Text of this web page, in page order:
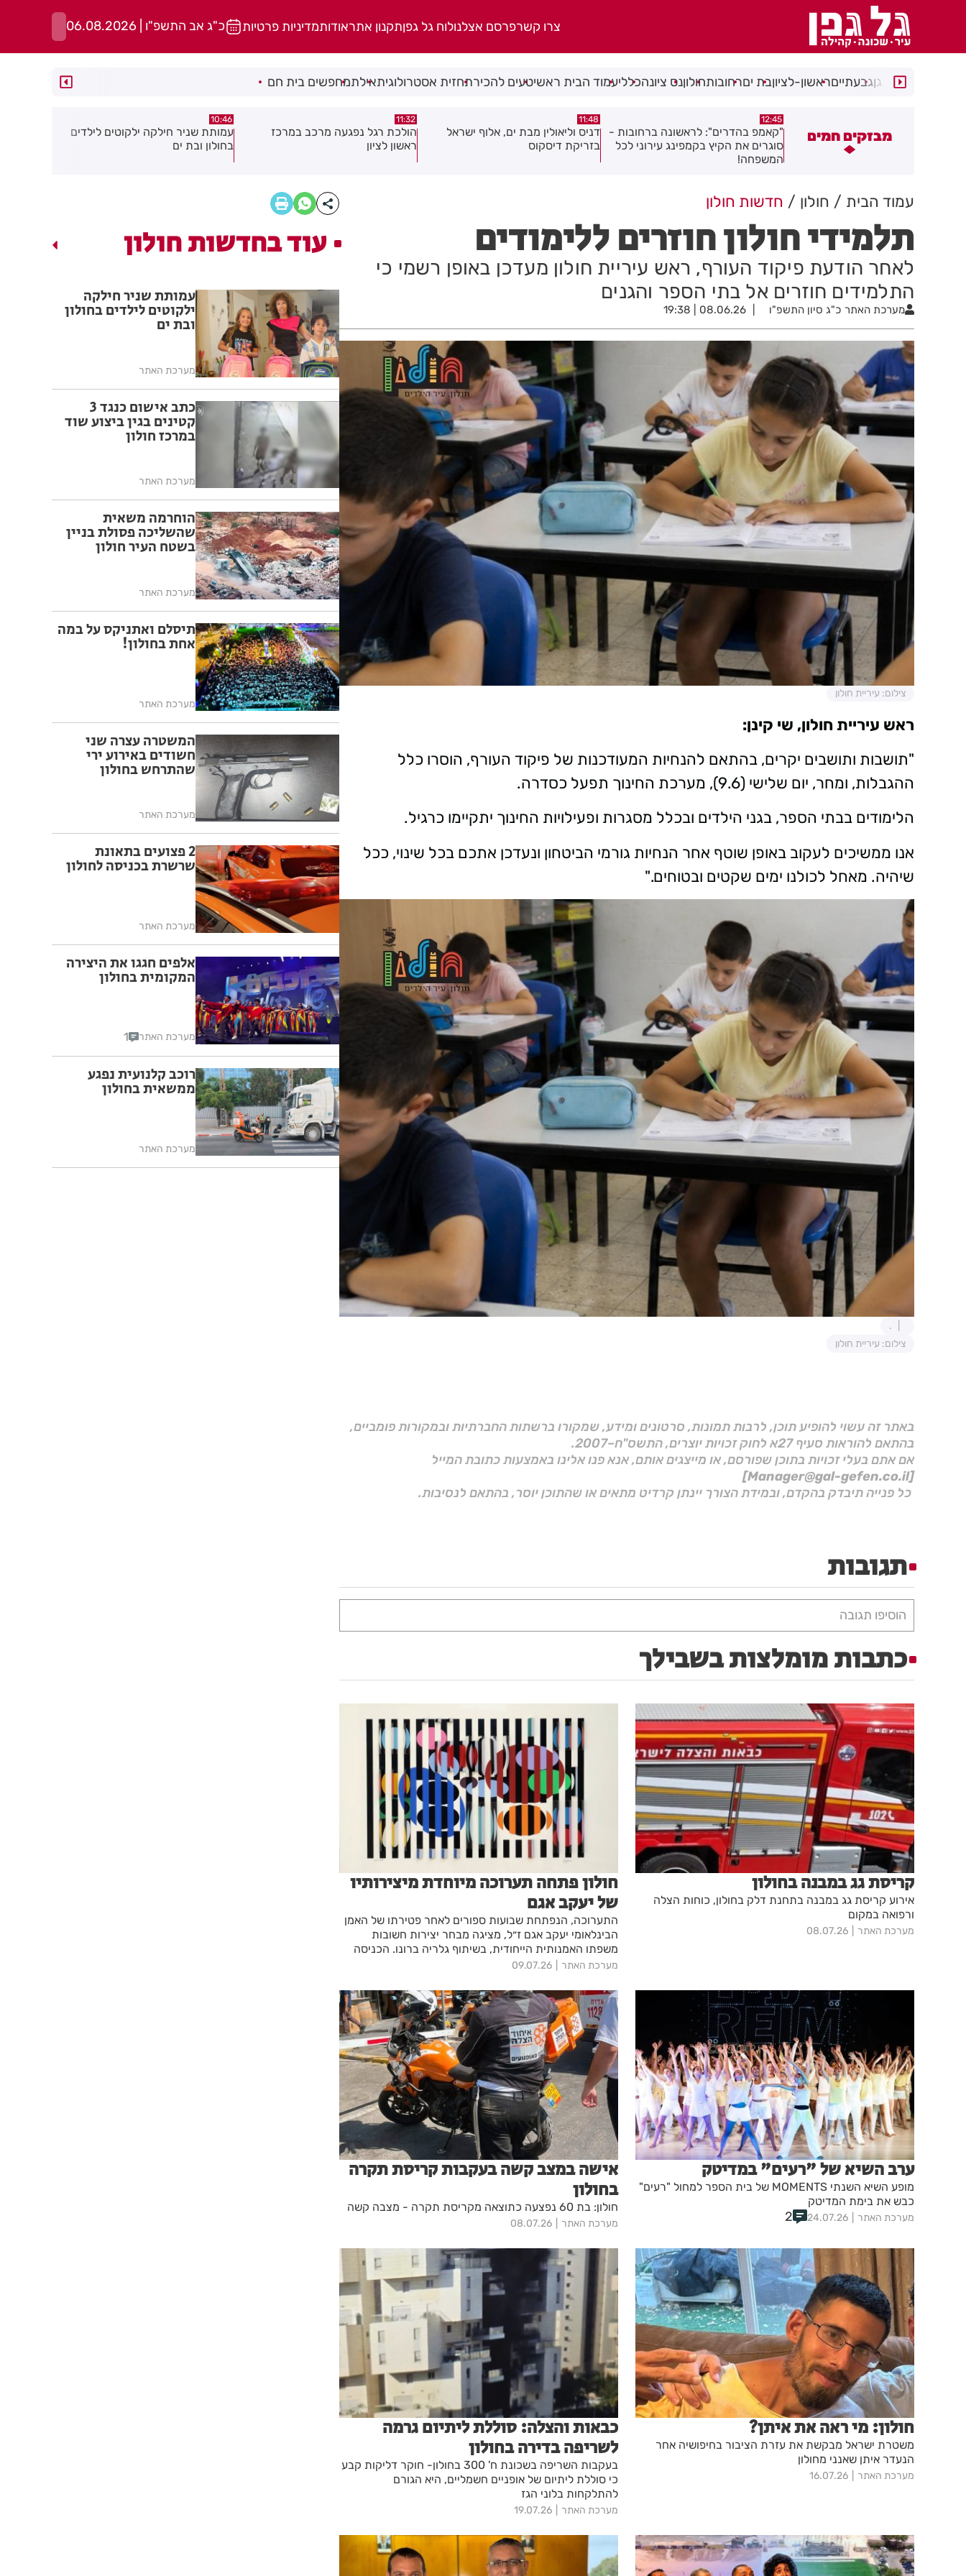
צרו קשרפרסם אצלנולוח גל גפןתקנון אתראודותמדיניות פרטיות כ"ג אב התשפ"ו | 06.08.2026
רמת גןגבעתייםראשון-לציוןבת יםרחובותחולוןנס ציונהכלליעמוד הבית ראשיטעים להכירתחזית אסטרולוגיתאילתמחפשים בית חם
מבזקים חמים
"קאמפ בהדרים": לראשונה ברחובות -
סוגרים את הקיץ בקמפינג עירוני לכל
11:48
דניס וליאולין מבת ים, אלוף ישראל
בזריקת דיסקוס
11:32
הולכת רגל נפגעה מרכב במרכז
ראשון לציון
10:46
עמותת שניר חילקה ילקוטים לילדים
בחולון ובת ים
10:30
כתב אישום כנגד 3 קטינים בגין ביצוע
שוד במרכז חולון
עמוד הבית חולון חדשות חולון
תלמידי חולון חוזרים ללימודים
לאחר הודעת פיקוד העורף, ראש עיריית חולון מעדכן באופן רשמי כי
התלמידים חוזרים אל בתי הספר והגנים
מערכת האתר כ"ג סיון התשפ"ו 08.06.26 | 19:38
צילום: עיריית חולון
ראש עיריית חולון, שי קינן:
"תושבות ותושבים יקרים, בהתאם להנחיות המעודכנות של פיקוד העורף, הוסרו כלל
ההגבלות, ומחר, יום שלישי (9.6), מערכת החינוך תפעל כסדרה.
הלימודים בבתי הספר, בגני הילדים ובכלל מסגרות ופעילויות החינוך יתקיימו כרגיל.
אנו ממשיכים לעקוב באופן שוטף אחר הנחיות גורמי הביטחון ונעדכן אתכם בכל שינוי, ככל
שיהיה. מאחל לכולנו ימים שקטים ובטוחים."
.
צילום: עיריית חולון
באתר זה עשוי להופיע תוכן, לרבות תמונות, סרטונים ומידע, שמקורו ברשתות החברתיות ובמקורות פומביים,
בהתאם להוראות סעיף 27א לחוק זכויות יוצרים, התשס"ח–2007.
אם אתם בעלי זכויות בתוכן שפורסם, או מייצגים אותם, אנא פנו אלינו באמצעות כתובת המייל
[Manager@gal-gefen.co.il]
כל פנייה תיבדק בהקדם, ובמידת הצורך יינתן קרדיט מתאים או שהתוכן יוסר, בהתאם לנסיבות.
תגובות
הוסיפו תגובה
כתבות מומלצות בשבילך
קריסת גג במבנה בחולון
אירוע קריסת גג במבנה בתחנת דלק בחולון, כוחות הצלה
ורפואה במקום
מערכת האתר 08.07.26
חולון פתחה תערוכה מיוחדת מיצירותיו
של יעקב אגם
התערוכה, הנפתחת שבועות ספורים לאחר פטירתו של האמן
הבינלאומי יעקב אגם ז״ל, מציגה מבחר יצירות חשובות
משפתו האמנותית הייחודית, בשיתוף גלריה ברונו. הכניסה
לתערוכה חופשית
מערכת האתר 09.07.26
ערב השיא של "רעים" במדיטק
מופע השיא השנתי MOMENTS של בית הספר למחול "רעים"
כבש את בימת המדיטק
מערכת האתר 24.07.26
2
אישה במצב קשה בעקבות קריסת תקרה
בחולון
חולון: בת 60 נפצעה כתוצאה מקריסת תקרה - מצבה קשה
מערכת האתר 08.07.26
חולון: מי ראה את איתן?
משטרת ישראל מבקשת את עזרת הציבור בחיפושיה אחר
הנעדר איתן שאנני מחולון
מערכת האתר 16.07.26
כבאות והצלה: סוללת ליתיום גרמה
לשריפה בדירה בחולון
בעקבות השריפה בשכונת ח' 300 בחולון- חוקר דליקות קבע
כי סוללת ליתיום של אופניים חשמליים, היא הגורם
להתלקחות בלוני הגז
מערכת האתר 19.07.26
עוד בחדשות חולון
עמותת שניר חילקה
ילקוטים לילדים בחולון
ובת ים
מערכת האתר
כתב אישום כנגד 3
קטינים בגין ביצוע שוד
במרכז חולון
מערכת האתר
הוחרמה משאית
שהשליכה פסולת בניין
בשטח העיר חולון
מערכת האתר
תיסלם ואתניקס על במה
אחת בחולון!
מערכת האתר
המשטרה עצרה שני
חשודים באירוע ירי
שהתרחש בחולון
מערכת האתר
2 פצועים בתאונת
שרשרת בכניסה לחולון
מערכת האתר
אלפים חגגו את היצירה
המקומית בחולון
מערכת האתר 1
רוכב קלנועית נפגע
ממשאית בחולון
מערכת האתר